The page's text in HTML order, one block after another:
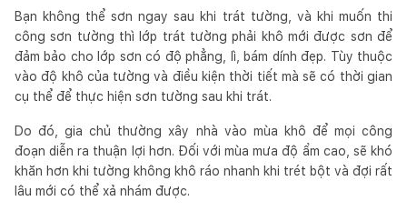
Bạn không thể sơn ngay sau khi trát tường, và khi muốn thi
công sơn tường thì lớp trát tường phải khô mới được sơn để
đảm bảo cho lớp sơn có độ phẳng, lì, bám dính đẹp. Tùy thuộc
vào độ khô của tường và điều kiện thời tiết mà sẽ có thời gian
cụ thể để thực hiện sơn tường sau khi trát.
Do đó, gia chủ thường xây nhà vào mùa khô để mọi công
đoạn diễn ra thuận lợi hơn. Đối với mùa mưa độ ẩm cao, sẽ khó
khăn hơn khi tường không khô ráo nhanh khi trét bột và đợi rất
lâu mới có thể xả nhám được.